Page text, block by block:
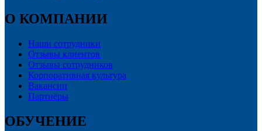
О КОМПАНИИ
Наши сотрудники
Отзывы клиентов
Отзывы сотрудников
Корпоративная культура
Вакансии
Партнёры
ОБУЧЕНИЕ